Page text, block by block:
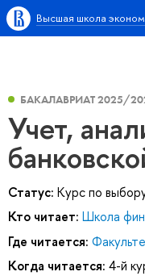
Высшая школа
БАКАЛАВРИАТ 2025/
Учет,
Статус: Курс по
Кто читает: Школа
Где читается:
Когда читается: 4-й